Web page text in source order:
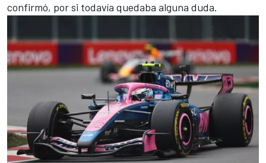
confirmó, por si todavía quedaba alguna duda.